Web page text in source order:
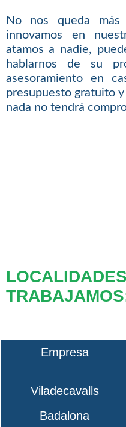
No nos queda
innovamos en
atamos a nadie,
hablarnos de su
asesoramiento en
presupuesto gratuito
nada no tendrá
Empresa
Viladecavalls
Badalona